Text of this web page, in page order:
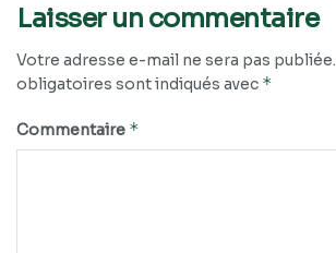
Laisser un commentaire
Votre adresse e-mail ne sera pas publiée.
obligatoires sont indiqués avec *
Commentaire *